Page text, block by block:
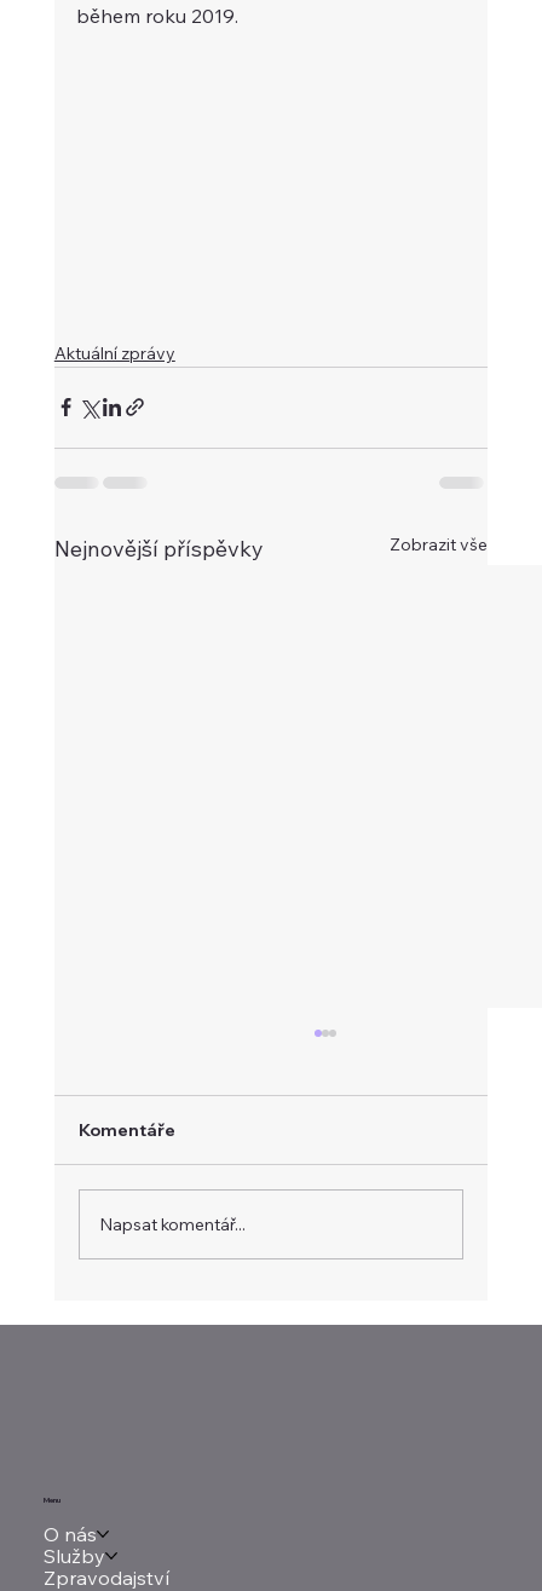
Menu
O nás
Služby
Zpravodajství
během roku 2019.
Aktuální zprávy
Nejnovější příspěvky Zobrazit vše
Komentáře
Napsat komentář...